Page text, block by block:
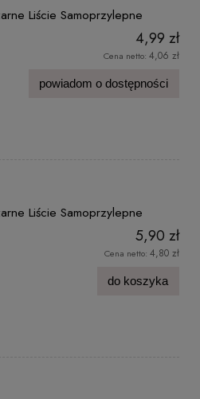
Liście Samoprzylepne
4,99 zł
Cena netto: 4,06 zł
powiadom o dostępności
Liście Samoprzylepne
5,90 zł
Cena netto: 4,80 zł
do koszyka